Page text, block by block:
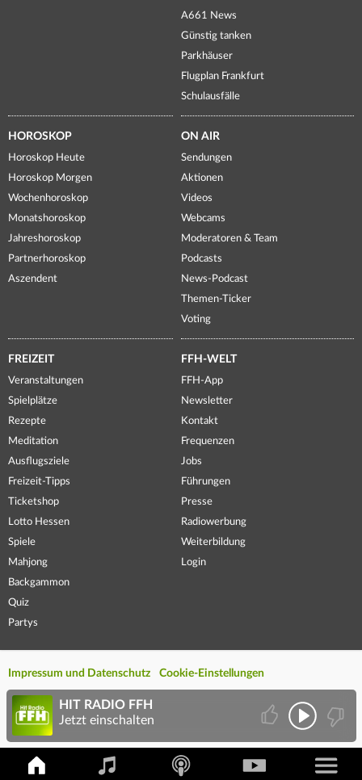
A661 News
Günstig tanken
Parkhäuser
Flugplan Frankfurt
Schulausfälle
HOROSKOP
Horoskop Heute
Horoskop Morgen
Wochenhoroskop
Monatshoroskop
Jahreshoroskop
Partnerhoroskop
Aszendent
ON AIR
Sendungen
Aktionen
Videos
Webcams
Moderatoren & Team
Podcasts
News-Podcast
Themen-Ticker
Voting
FREIZEIT
Veranstaltungen
Spielplätze
Rezepte
Meditation
Ausflugsziele
Freizeit-Tipps
Ticketshop
Lotto Hessen
Spiele
Mahjong
Backgammon
Quiz
Partys
FFH-WELT
FFH-App
Newsletter
Kontakt
Frequenzen
Jobs
Führungen
Presse
Radiowerbung
Weiterbildung
Login
Impressum und Datenschutz Cookie-Einstellungen
HIT RADIO FFH
Jetzt einschalten